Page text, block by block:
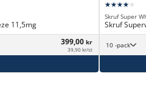
11,5mg
399,00 kr
39,90 kr/st
Skruf Super
Skruf
10 -pack